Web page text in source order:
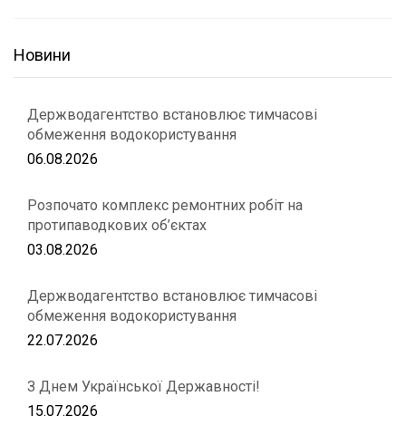
Новини
Держводагентство встановлює тимчасові
обмеження водокористування
06.08.2026
Розпочато комплекс ремонтних робіт на
протипаводкових об’єктах
03.08.2026
Держводагентство встановлює тимчасові
обмеження водокористування
22.07.2026
З Днем Української Державності!
15.07.2026